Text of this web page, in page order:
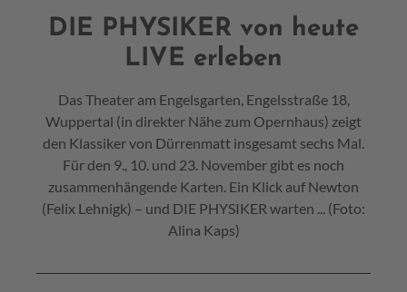
DIE PHYSIKER von heute
LIVE erleben
Das Theater am Engelsgarten, Engelsstraße 18,
Wuppertal (in direkter Nähe zum Opernhaus) zeigt
den Klassiker von Dürrenmatt insgesamt sechs Mal.
Für den 9., 10. und 23. November gibt es noch
zusammenhängende Karten. Ein Klick auf Newton
(Felix Lehnigk) – und DIE PHYSIKER warten ... (Foto:
Alina Kaps)